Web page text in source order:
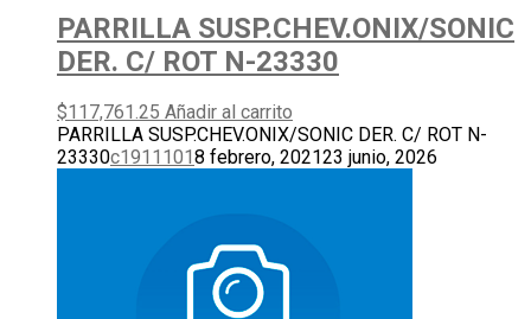
PARRILLA SUSP.CHEV.ONIX/SONIC
DER. C/ ROT N-23330
$117,761.25 Añadir al carrito
PARRILLA SUSP.CHEV.ONIX/SONIC DER. C/ ROT N-
23330c1911101 8 febrero, 202123 junio, 2026